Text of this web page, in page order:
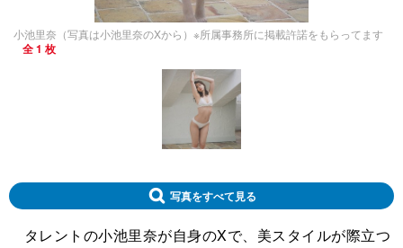
小池里奈（写真は小池里奈のXから）※所属事務所に掲載許諾をもらってます
全 1 枚
写真をすべて見る
タレントの小池里奈が自身のXで、美スタイルが際立つ